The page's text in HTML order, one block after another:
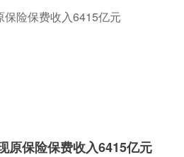
原保险保费收入6415亿元